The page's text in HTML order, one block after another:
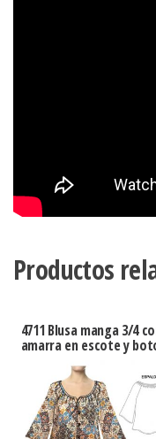
Productos
4711 Blusa manga 3/4
amarra en escote y